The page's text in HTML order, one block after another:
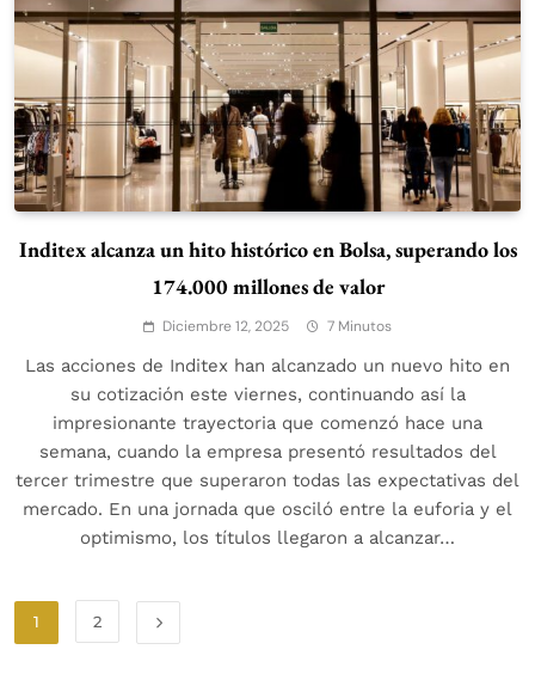
Inditex alcanza un hito histórico en Bolsa, superando los
174.000 millones de valor
Diciembre 12, 2025 7 Minutos
Las acciones de Inditex han alcanzado un nuevo hito en
su cotización este viernes, continuando así la
impresionante trayectoria que comenzó hace una
semana, cuando la empresa presentó resultados del
tercer trimestre que superaron todas las expectativas del
mercado. En una jornada que osciló entre la euforia y el
optimismo, los títulos llegaron a alcanzar…
1 2